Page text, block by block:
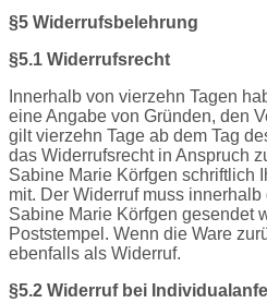
§5 Widerrufsbelehrung
§5.1 Widerrufsrecht
Innerhalb von vierzehn Tagen
eine Angabe von Gründen, den
gilt vierzehn Tage ab dem Tag
das Widerrufsrecht in Anspruch
Sabine Marie Körfgen schriftlich
mit. Der Widerruf muss
Sabine Marie Körfgen gesendet
Poststempel. Wenn die Ware
ebenfalls als Widerruf.
§5.2 Widerruf bei